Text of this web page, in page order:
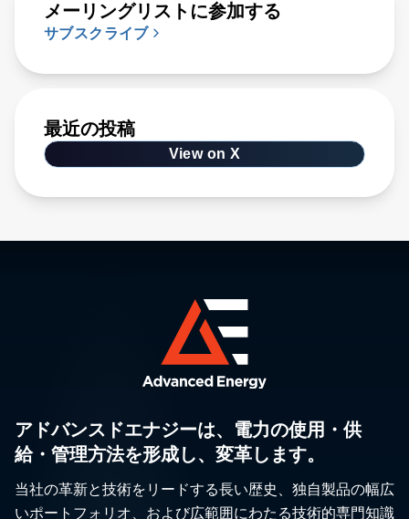
メーリングリストに参加する
サブスクライブ
最近の投稿
View on X
アドバンスドエナジーは、電力の使用・供
給・管理方法を形成し、変革します。
当社の革新と技術をリードする長い歴史、独自製品の幅広
いポートフォリオ、および広範囲にわたる技術的専門知識